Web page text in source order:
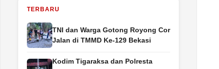
TERBARU
TNI dan Warga Gotong Royong Cor
Jalan di TMMD Ke-129 Bekasi
Kodim Tigaraksa dan Polresta